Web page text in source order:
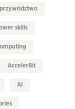
przywództwo
skills
Acceler8it
AI